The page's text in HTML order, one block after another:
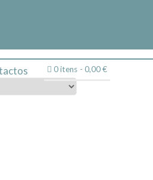
0 itens 0,00 €